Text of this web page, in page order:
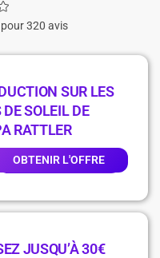
320 avis
SUR LES
SOLEIL DE
RATTLER
OBTENIR L'OFFRE
JUSQU’À 30€